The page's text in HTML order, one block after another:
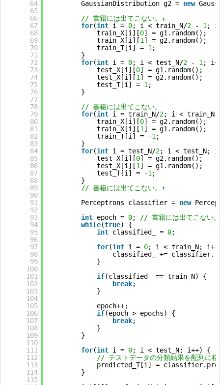
64
65
66
67
68
69
70
71
72
73
74
75
76
77
78
79
80
81
82
83
84
85
86
87
88
89
90
91
92
93
94
95
96
97
98
99
100
101
102
103
104
105
106
107
108
109
110
111
112
113
114
115
GaussianDistribution g2 = new
// 書籍には出てこない。↓
for(int i = 0; i < train_N/2 - 1 ;
train_X[i][0] = g1.random();
train_X[i][1 ] = g2.random();
train_T[i] = 1 ;
}
for(int i = 0; i < test_N/2 - 1 ;
test_X[i][0] = g1.random();
test_X[i][1 ] = g2.random();
test_T[i] = 1 ;
}
// 書籍には出てこない。
for(int i = train_N/2; i <
train_X[i][0] = g2.random();
train_X[i][1 ] = g1.random();
train_T[i] = -1 ;
}
for(int i = test_N/2; i < test_N;
test_X[i][0] = g2.random();
test_X[i][1 ] = g1.random();
test_T[i] = -1 ;
}
// 書籍には出てこない。↑
Perceptrons classifier = new
int epoch = 0;
// 書籍には出てこない。
while(true) {
int classified_ = 0;
for(int i = 0; i < train_N;
classified_ +=
}
if(classified_ == train_N) {
break;
}
epoch++;
if(epoch > epochs) {
break;
}
}
for(int i = 0; i < test_N; i++) {
// テストデータの分類結果を配列に格
predicted_T[i] =
}